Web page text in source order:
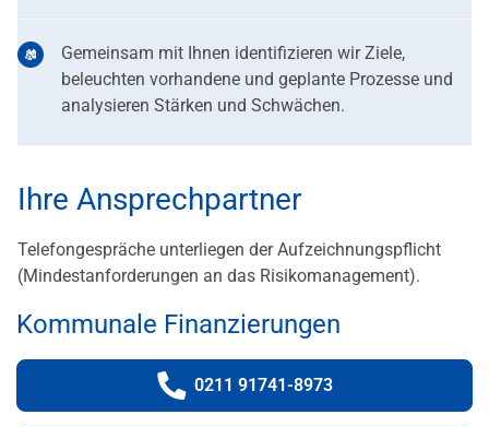
Gemeinsam mit Ihnen identifizieren wir Ziele,
beleuchten vorhandene und geplante Prozesse und
analysieren Stärken und Schwächen.
Ihre Ansprechpartner
Telefongespräche unterliegen der Aufzeichnungspflicht
(Mindestanforderungen an das Risikomanagement).
Kommunale Finanzierungen
Telefonnummer:
0211 91741-8973